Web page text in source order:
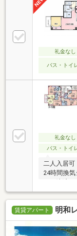
礼金なし
バス・トイ
礼金なし
バス・トイ
二人入居可
24時間換気
賃貸アパート 明和